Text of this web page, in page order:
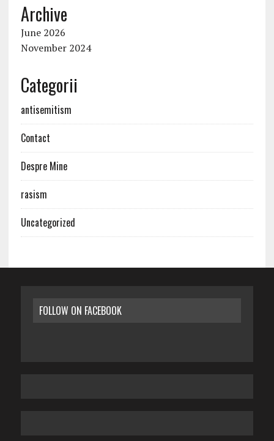
Archive
June 2026
November 2024
Categorii
antisemitism
Contact
Despre Mine
rasism
Uncategorized
FOLLOW ON FACEBOOK